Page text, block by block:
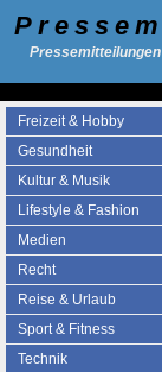
Freizeit & Hobby
Gesundheit
Kultur & Musik
Lifestyle & Fashion
Medien
Recht
Reise & Urlaub
Sport & Fitness
Technik